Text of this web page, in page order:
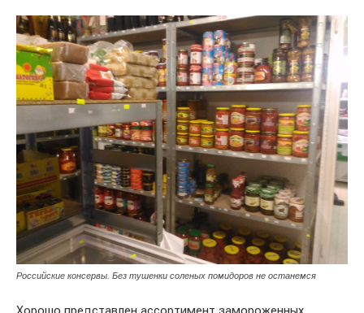
Российские консервы. Без тушенки соленых помидоров не останемся